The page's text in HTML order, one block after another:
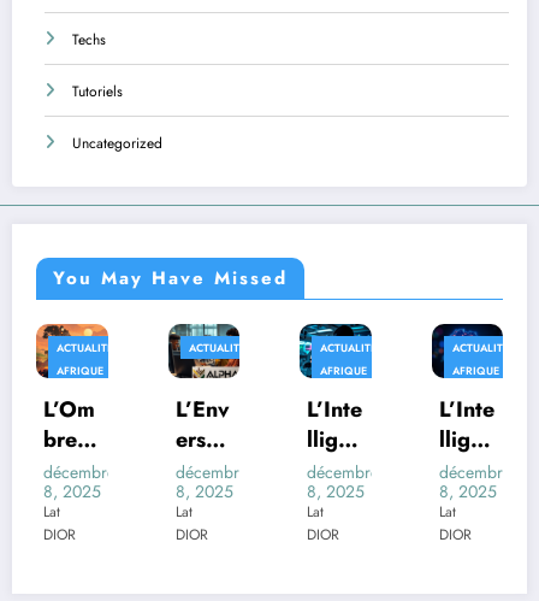
Techs
Tutoriels
Uncategorized
You May Have Missed
ACTUALITÉS
AFRIQUE
L’Om
bre
du
Palud
isme
Quan
décembre
8, 2025
Lat
DIOR
ACTUALITÉS
L’Env
ers
du
Déco
r de
La
décembre
8, 2025
Lat
DIOR
ACTUALITÉS
AFRIQUE
L’Inte
lligen
ce
Artifi
cielle
Scien
décembre
8, 2025
Lat
DIOR
ACTUALITÉS
AFRIQUE
L’Inte
lligen
ce
Artifi
cielle
Cœur
décembre
8, 2025
Lat
DIOR